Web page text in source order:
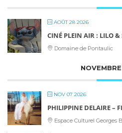
AOÛT 28 2026
CINÉ PLEIN AIR : LILO &
Domaine de Pontaulic
NOV 07 2026
PHILIPPINE DELAIRE –
Espace Culturel Georges